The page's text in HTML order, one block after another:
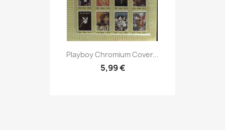
Vorschau
Playboy Chromium Cover...
5,99 €